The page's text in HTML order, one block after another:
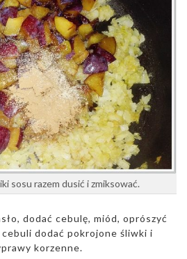
sosu razem dusić i zmiksować.
dodać cebulę, miód, oprószyć
cebuli dodać pokrojone śliwki i
korzenne.